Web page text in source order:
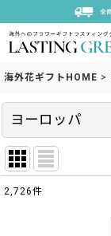
海外花ギフトHOME >
ヨーロッパ
2,726件